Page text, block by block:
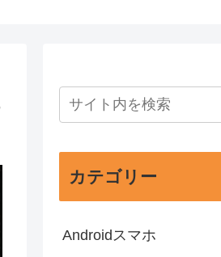
カテゴリー
Androidスマホ